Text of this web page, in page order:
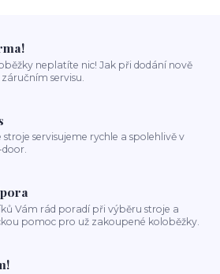
neplatíte nic! Jak při dodání nově
servisu.
servisujeme rychle a spolehlivě v
Vám rád poradí při výběru stroje a
pomoc pro už zakoupené koloběžky.